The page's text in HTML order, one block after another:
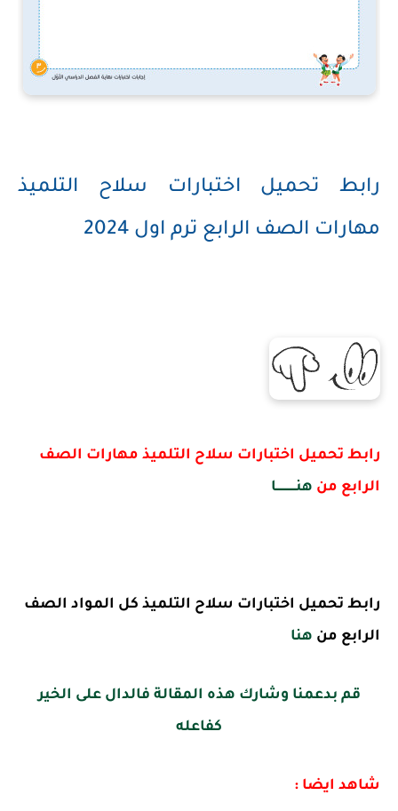
رابط تحميل اختبارات سلاح التلميذ
مهارات الصف الرابع ترم اول 2024
رابط تحميل اختبارات سلاح التلميذ مهارات الصف
الرابع من هنـــــــــــا
رابط تحميل اختبارات سلاح التلميذ كل المواد الصف
الرابع من هنا
قم بدعمنا وشارك هذه المقالة فالدال على الخير
كفاعله
شاهد ايضا :